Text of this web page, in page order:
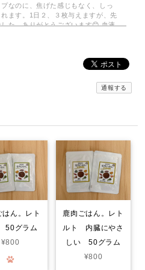
なのに、焦げた感じもなく、しっ
ます。1日２、３枚与えますが、先
た。ありがとうございます😊 血液
。家は愛犬2匹なので、早速届いて
封をあけると！喜びをか消せない
くなる次第です。いろんなジャー
に喜び方が違います。○ レッスン
すが！まだまだ気になる品物が沢
きます…。笑
通報する
はん。レト
50グラム
¥800
鹿肉ごはん。レト
ルト 内臓にやさ
しい 50グラム
¥800